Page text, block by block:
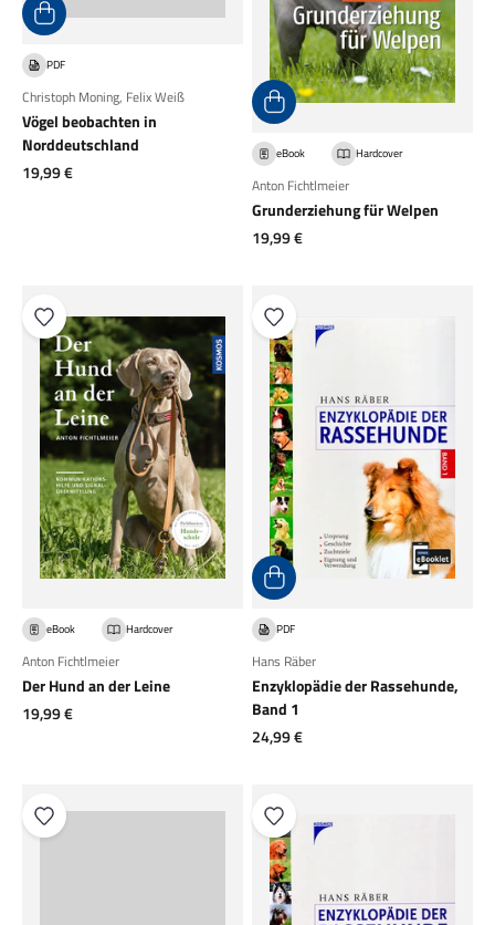
PDF
Christoph Moning, Felix Weiß
Vögel beobachten in
Norddeutschland
Angebot
19,99 €
eBook Hardcover
Anton Fichtlmeier
Grunderziehung für Welpen
Angebot
19,99 €
eBook Hardcover
Anton Fichtlmeier
Der Hund an der Leine
Angebot
19,99 €
PDF
Hans Räber
Enzyklopädie der Rassehunde,
Band 1
Angebot
24,99 €